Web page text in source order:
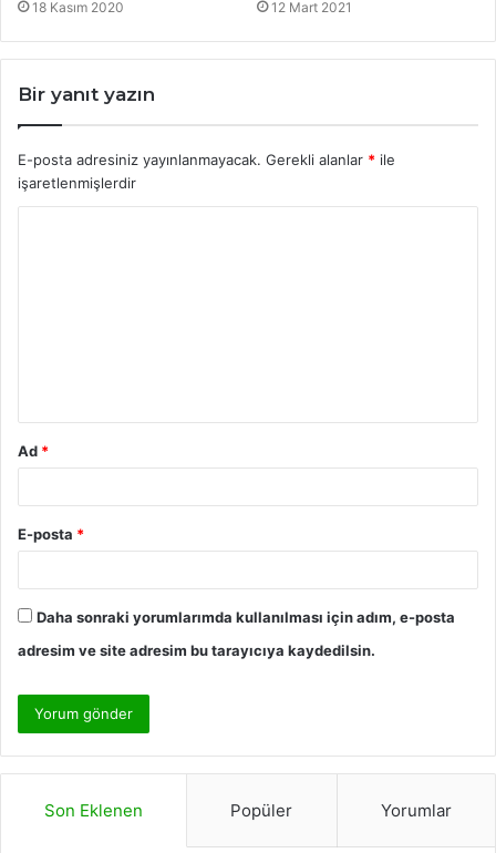
18 Kasım 2020 12 Mart 2021
Bir yanıt yazın
E-posta adresiniz yayınlanmayacak. Gerekli alanlar * ile
işaretlenmişlerdir
Ad *
E-posta *
Daha sonraki yorumlarımda kullanılması için adım, e-posta
adresim ve site adresim bu tarayıcıya kaydedilsin.
Son Eklenen Popüler Yorumlar